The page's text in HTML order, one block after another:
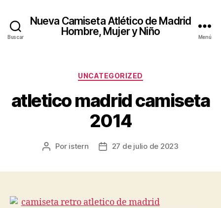
Buscar
Nueva Camiseta Atlético de Madrid
Hombre, Mujer y Niño
Menú
Categorías
UNCATEGORIZED
atletico madrid camiseta
2014
Autor
Por istern
Fecha27 de julio de 2023